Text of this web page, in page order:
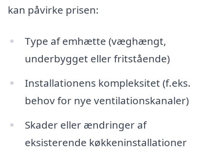
kan påvirke prisen:
Type af emhætte (væghængt,
underbygget eller fritstående)
Installationens kompleksitet (f.eks.
behov for nye ventilationskanaler)
Skader eller ændringer af
eksisterende køkkeninstallationer